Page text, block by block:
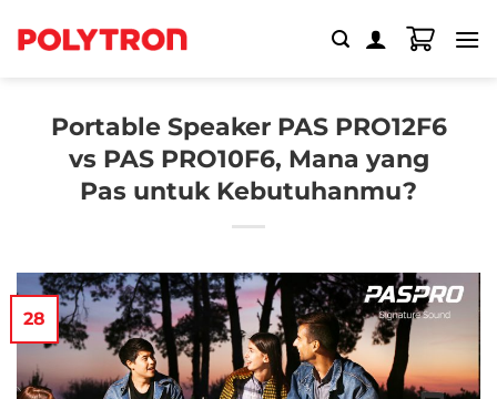
Portable Speaker PAS PRO12F6
vs PAS PRO10F6, Mana yang
Pas untuk Kebutuhanmu?
28